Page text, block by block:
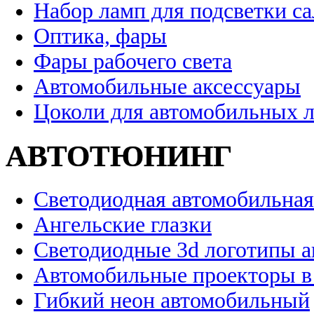
Набор ламп для подсветки
Оптика, фары
Фары рабочего света
Автомобильные аксессуары
Цоколи для автомобильных
АВТОТЮНИНГ
Светодиодная
Ангельские глазки
Светодиодные 3d логотипы
Автомобильные проекторы
Гибкий неон автомобильный